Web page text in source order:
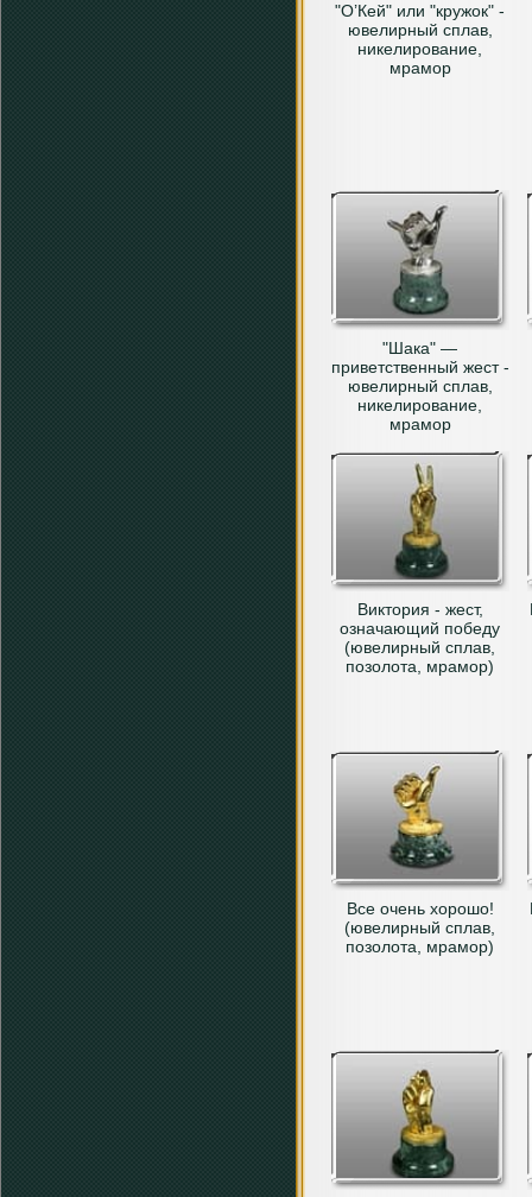
"О’Кей" или "кружок" -
ювелирный сплав,
никелирование,
мрамор
"Шака" —
приветственный жест -
ювелирный сплав,
никелирование,
мрамор
Виктория - жест,
означающий победу
(ювелирный сплав,
позолота, мрамор)
Все очень хорошо!
(ювелирный сплав,
позолота, мрамор)